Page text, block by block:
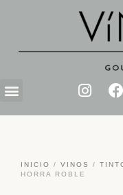
INICIO / VINOS /
HORRA ROBLE